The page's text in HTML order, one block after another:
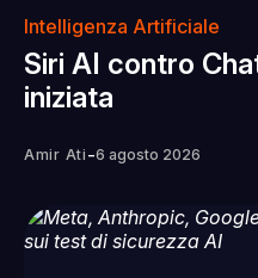
Intelligenza Artificiale
Siri AI contro
iniziata
Amir Ati -6 agosto 2026